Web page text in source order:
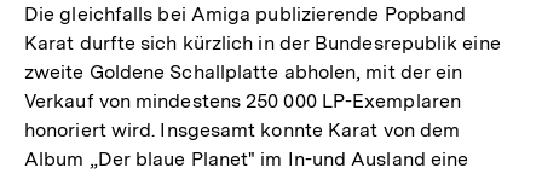
Die gleichfalls bei Amiga publizierende Popband
Karat durfte sich kürzlich in der Bundesrepublik eine
zweite Goldene Schallplatte abholen, mit der ein
Verkauf von mindestens 250 000 LP-Exemplaren
honoriert wird. Insgesamt konnte Karat von dem
Album „Der blaue Planet" im In-und Ausland eine